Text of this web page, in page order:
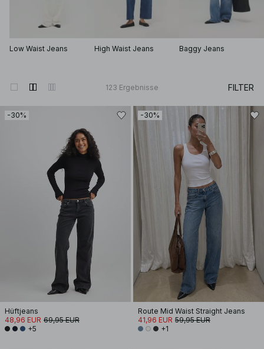
Low Waist Jeans High Waist Jeans Baggy Jeans
123 Ergebnisse FILTER
-30%
Hüftjeans
48,96 EUR 69,95 EUR
+5
-30%
Route Mid Waist Straight Jeans
41,96 EUR 59,95 EUR
+1